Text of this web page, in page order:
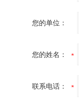
您的单位：
您的姓名：
联系电话：